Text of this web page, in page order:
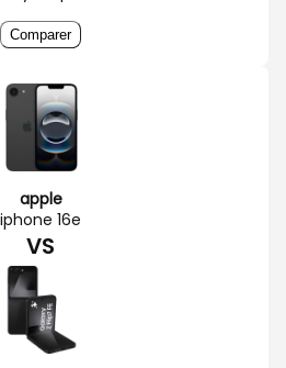
Comparer
apple
iphone 16e
VS